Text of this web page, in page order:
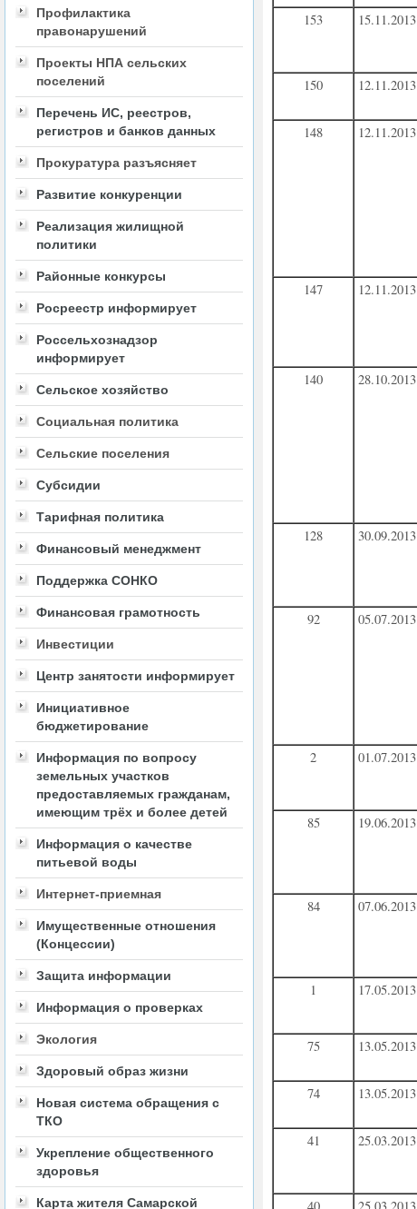
Профилактика
правонарушений
Проекты НПА сельских
поселений
Перечень ИС, реестров,
регистров и банков данных
Прокуратура разъясняет
Развитие конкуренции
Реализация жилищной
политики
Районные конкурсы
Росреестр информирует
Россельхознадзор
информирует
Сельское хозяйство
Социальная политика
Сельские поселения
Субсидии
Тарифная политика
Финансовый менеджмент
Поддержка СОНКО
Финансовая грамотность
Инвестиции
Центр занятости информирует
Инициативное
бюджетирование
Информация по вопросу
земельных участков
предоставляемых гражданам,
имеющим трёх и более детей
Информация о качестве
питьевой воды
Интернет-приемная
Имущественные отношения
(Концессии)
Защита информации
Информация о проверках
Экология
Здоровый образ жизни
Новая система обращения с
ТКО
Укрепление общественного
здоровья
Карта жителя Самарской
153 15.11.2013
150 12.11.2013
148 12.11.2013
147
12.11.2013
140
28.10.2013
128 30.09.2013
92 05.07.2013
2 01.07.2013
85 19.06.2013
84 07.06.2013
1 17.05.2013
75 13.05.2013
74 13.05.2013
41 25.03.2013